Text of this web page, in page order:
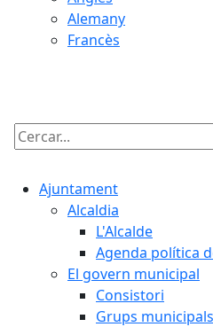
Alemany
Francès
Cercar:
Ajuntament
Alcaldia
L'Alcalde
Agenda política
El govern municipal
Consistori
Grups municipals